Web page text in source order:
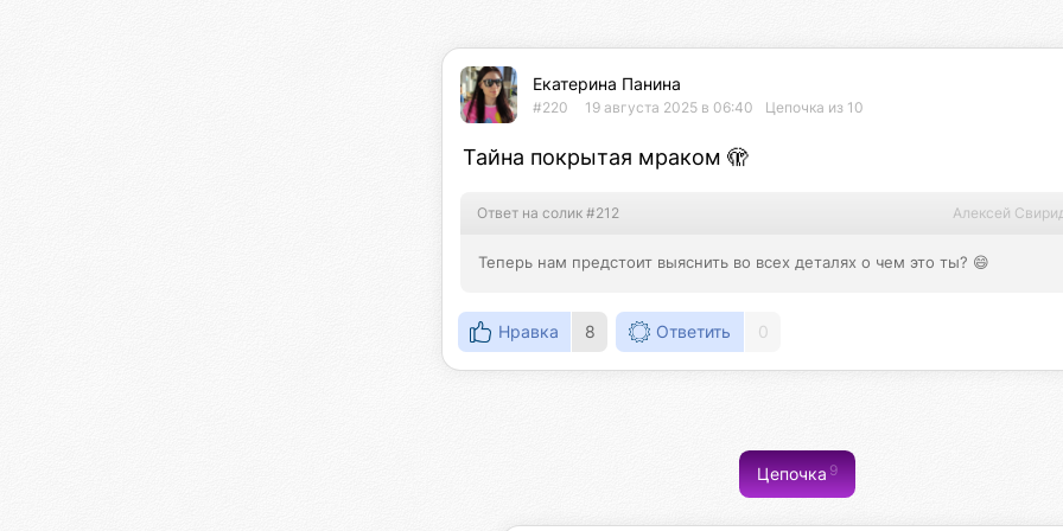
Екатерина Панина
#220 19 августа 2025 в 06:40 Цепочка из 10
Тайна покрытая мраком 🫣
Ответ на солик #212 Алексей
Теперь нам предстоит выяснить во всех деталях о чем это ты? 😄
Нравка 8 Ответить 0
Цепочка9